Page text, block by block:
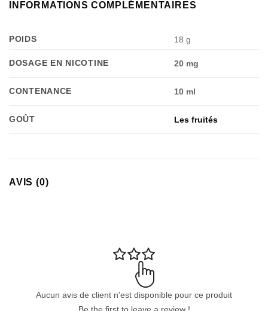
INFORMATIONS COMPLÉMENTAIRES
POIDS 18 g
DOSAGE EN NICOTINE 20 mg
CONTENANCE 10 ml
GOÛT Les fruités
AVIS (0)
Aucun avis de client n'est disponible pour ce produit